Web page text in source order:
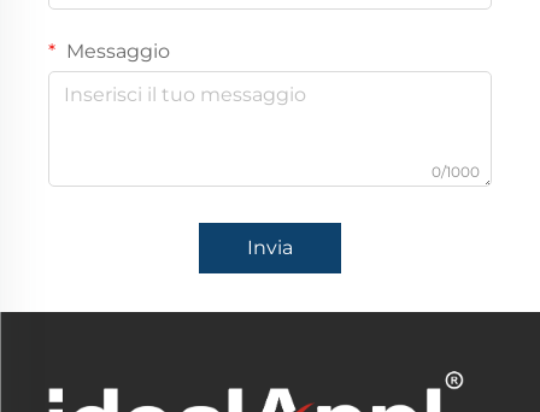
Messaggio
0/1000
Invia